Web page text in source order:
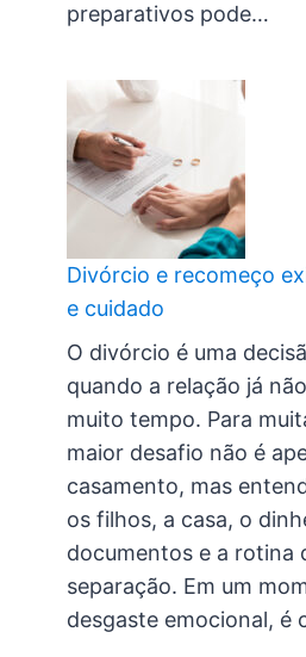
preparativos pode…
Divórcio e recomeço
e cuidado
O divórcio é uma
quando a relação já
muito tempo. Para
maior desafio não é
casamento, mas
os filhos, a casa, o
documentos e a rotina
separação. Em um
desgaste emocional, é